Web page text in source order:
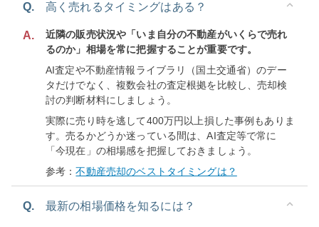
Q. 高く売れるタイミングはある？
A.
近隣の販売状況や「いま自分の不動産がいくらで売れ
るのか」相場を常に把握することが重要です。
AI査定や不動産情報ライブラリ（国土交通省）のデー
タだけでなく、複数会社の査定根拠を比較し、売却検
討の判断材料にしましょう。
実際に売り時を逃して400万円以上損した事例もありま
す。売るかどうか迷っている間は、AI査定等で常に
「今現在」の相場感を把握しておきましょう。
参考：不動産売却のベストタイミングは？
Q. 最新の相場価格を知るには？